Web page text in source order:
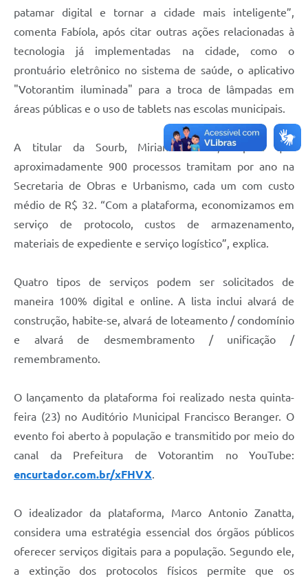
patamar digital e tornar a cidade mais inteligente”,
comenta Fabíola, após citar outras ações relacionadas à
tecnologia já implementadas na cidade, como o
prontuário eletrônico no sistema de saúde, o aplicativo
"Votorantim iluminada" para a troca de lâmpadas em
áreas públicas e o uso de tablets nas escolas municipais.
A titular da Sourb, Mirian Zacareli, explica que
aproximadamente 900 processos tramitam por ano na
Secretaria de Obras e Urbanismo, cada um com custo
médio de R$ 32. “Com a plataforma, economizamos em
serviço de protocolo, custos de armazenamento,
materiais de expediente e serviço logístico”, explica.
Quatro tipos de serviços podem ser solicitados de
maneira 100% digital e online. A lista inclui alvará de
construção, habite-se, alvará de loteamento / condomínio
e alvará de desmembramento / unificação /
remembramento.
O lançamento da plataforma foi realizado nesta quinta-
feira (23) no Auditório Municipal Francisco Beranger. O
evento foi aberto à população e transmitido por meio do
canal da Prefeitura de Votorantim no YouTube:
encurtador.com.br/xFHVX.
O idealizador da plataforma, Marco Antonio Zanatta,
considera uma estratégia essencial dos órgãos públicos
oferecer serviços digitais para a população. Segundo ele,
a extinção dos protocolos físicos permite que os